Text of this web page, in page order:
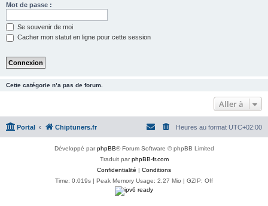
Mot de passe :
Se souvenir de moi
Cacher mon statut en ligne pour cette session
Cette catégorie n’a pas de forum.
Aller à
Portal Chiptuners.fr Heures au format UTC+02:00
Développé parphpBB® Forum Software © phpBB Limited
Traduit parphpBB-fr.com
Confidentialité | Conditions
Time: 0.019s | Peak Memory Usage: 2.27 Mio | GZIP: Off